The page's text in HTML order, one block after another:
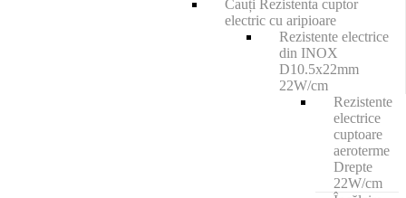
Cauți Rezistenta cuptor
electric cu aripioare
Rezistente electrice
din INOX
D10.5x22mm
22W/cm
Rezistente
electrice
cuptoare
aeroterme
Drepte
22W/cm